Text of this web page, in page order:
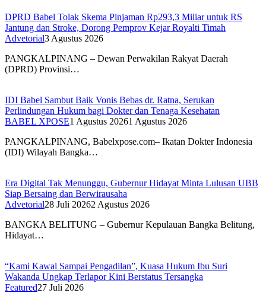
DPRD Babel Tolak Skema Pinjaman Rp293,3 Miliar untuk RS
Jantung dan Stroke, Dorong Pemprov Kejar Royalti Timah
Advetorial3 Agustus 2026
PANGKALPINANG – Dewan Perwakilan Rakyat Daerah
(DPRD) Provinsi…
IDI Babel Sambut Baik Vonis Bebas dr. Ratna, Serukan
Perlindungan Hukum bagi Dokter dan Tenaga Kesehatan
BABEL XPOSE1 Agustus 20261 Agustus 2026
PANGKALPINANG, Babelxpose.com– Ikatan Dokter Indonesia
(IDI) Wilayah Bangka…
Era Digital Tak Menunggu, Gubernur Hidayat Minta Lulusan UBB
Siap Bersaing dan Berwirausaha
Advetorial28 Juli 20262 Agustus 2026
BANGKA BELITUNG – Gubernur Kepulauan Bangka Belitung,
Hidayat…
“Kami Kawal Sampai Pengadilan”, Kuasa Hukum Ibu Suri
Wakanda Ungkap Terlapor Kini Berstatus Tersangka
Featured27 Juli 2026